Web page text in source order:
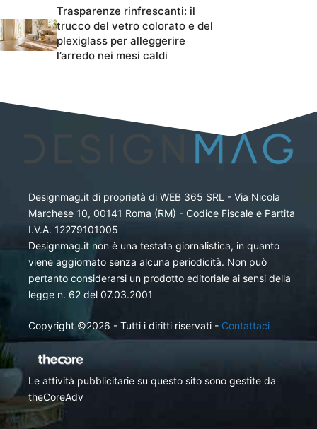
Trasparenze rinfrescanti: il
trucco del vetro colorato e del
plexiglass per alleggerire
l’arredo nei mesi caldi
Designmag.it di proprietà di WEB 365 SRL - Via Nicola
Marchese 10, 00141 Roma (RM) - Codice Fiscale e Partita
I.V.A. 12279101005
Designmag.it non è una testata giornalistica, in quanto
viene aggiornato senza alcuna periodicità. Non può
pertanto considerarsi un prodotto editoriale ai sensi della
legge n. 62 del 07.03.2001
Copyright ©2026 - Tutti i diritti riservati - Contattaci
Le attività pubblicitarie su questo sito sono gestite da
theCoreAdv